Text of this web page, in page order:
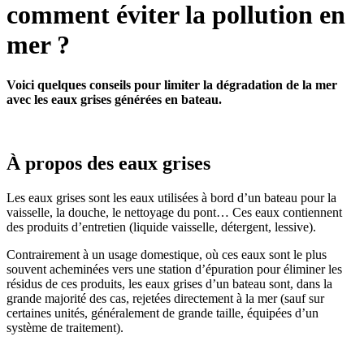
comment éviter la pollution en
mer ?
Voici quelques conseils pour limiter la dégradation de la mer
avec les eaux grises générées en bateau.
À propos des eaux grises
Les eaux grises sont les eaux utilisées à bord d’un bateau pour la
vaisselle, la douche, le nettoyage du pont… Ces eaux contiennent
des produits d’entretien (liquide vaisselle, détergent, lessive).
Contrairement à un usage domestique, où ces eaux sont le plus
souvent acheminées vers une station d’épuration pour éliminer les
résidus de ces produits, les eaux grises d’un bateau sont, dans la
grande majorité des cas, rejetées directement à la mer (sauf sur
certaines unités, généralement de grande taille, équipées d’un
système de traitement).